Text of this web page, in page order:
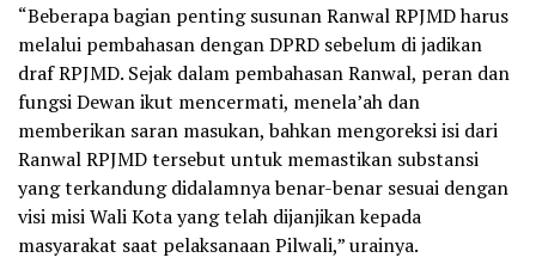
“Beberapa bagian penting susunan Ranwal RPJMD harus
melalui pembahasan dengan DPRD sebelum di jadikan
draf RPJMD. Sejak dalam pembahasan Ranwal, peran dan
fungsi Dewan ikut mencermati, menela’ah dan
memberikan saran masukan, bahkan mengoreksi isi dari
Ranwal RPJMD tersebut untuk memastikan substansi
yang terkandung didalamnya benar-benar sesuai dengan
visi misi Wali Kota yang telah dijanjikan kepada
masyarakat saat pelaksanaan Pilwali,” urainya.